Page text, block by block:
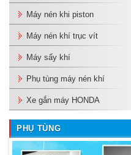
Máy nén khi piston
Máy nén khí trục vít
Máy sấy khí
Phụ tùng máy nén khí
Xe gắn máy HONDA
PHỤ TÙNG